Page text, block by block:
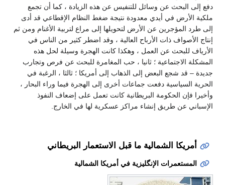
دفع إلى البحث عن وسائل للتنفيس عن هذه الزيادة ، كما أن تجمع
ملكية الأرض في أيدي معدودة نتيجة ضغط النظام الإقطاعي قد أدى
إلى طرد المؤجرين عن الأرض لتحويلها إلى مراع لتربية الأغنام ومن ثم
إنتاج الأصواف ذات الأرباح العالية ، وقد اضطر كثير من الناس في
الأرياف للبحث عن العمل ، وهكذا كانت الهجرة وسيلة لحل هذه
المشكلة الاجتماعية ؛ ثانيا ، حب المغامرة للبحث عن فرص وتجارب
جديدة – قد شجع البعض إلى الذهاب إلى أمريكا ؛ ثالثا ، الرغبة في
الحرية السياسية دفعت جماعات أخرى إلى الهجرة فيما وراء البحار ،
وأخيرا فإن الحكومة البريطانية كانت تعمل على إضعاف النفوذ
الإسباني عن طريق إنشاء مراكز عسكرية لها في الخارج.
أمريكا الشمالية ما قبل الاستعمار البريطاني
المستعمرات الإنگليزية في أمريكا الشمالية